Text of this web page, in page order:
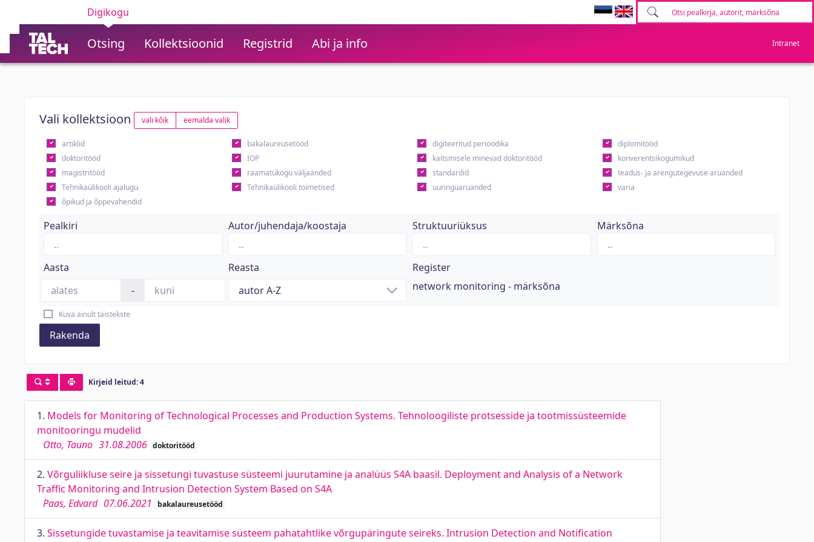
Digikogu
Otsing Kollektsioonid Registrid Abi ja info Intranet
Vali kollektsioon vali kõik eemalda valik
artiklid bakalaureusetööd digiteeritud perioodika
diplomitööd
doktoritööd
IOP kaitsmisele minevad doktoritööd
konverentsikogumikud
magistritööd
raamatukogu väljaanded standardid
teadus- ja arengutegevuse aruanded
Tehnikaülikooli ajalugu
Tehnikaülikooli toimetised uuringuaruanded
varia
õpikud ja õppevahendid
Pealkiri Autor/juhendaja/koostaja Struktuuriüksus Märksõna
Aasta
-
Reasta
Register
network monitoring - märksõna
Kuva ainult täistekste
Rakenda
Kirjeid leitud: 4
1. Models for Monitoring of Technological Processes and Production Systems. Tehnoloogiliste protsesside ja tootmissüsteemide
monitooringu mudelid
Otto, Tauno 31.08.2006 doktoritööd
2. Võrguliikluse seire ja sissetungi tuvastuse süsteemi juurutamine ja analüüs S4A baasil. Deployment and Analysis of a Network
Traffic Monitoring and Intrusion Detection System Based on S4A
Paas, Edvard 07.06.2021 bakalaureusetööd
3. Sissetungide tuvastamise ja teavitamise süsteem pahatahtlike võrgupäringute seireks. Intrusion Detection and Notification